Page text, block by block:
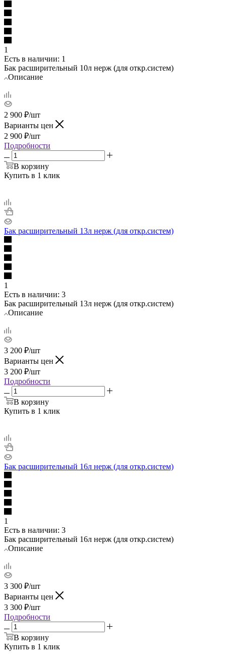
1
Есть в наличии: 1
Бак расширительный 10л нерж (для откр.систем)
Описание
2 900 ₽/шт
Варианты цен
2 900 ₽/шт
Подробности
В корзину
Купить в 1 клик
Бак расширительный 13л нерж (для откр.систем)
1
Есть в наличии: 3
Бак расширительный 13л нерж (для откр.систем)
Описание
3 200 ₽/шт
Варианты цен
3 200 ₽/шт
Подробности
В корзину
Купить в 1 клик
Бак расширительный 16л нерж (для откр.систем)
1
Есть в наличии: 3
Бак расширительный 16л нерж (для откр.систем)
Описание
3 300 ₽/шт
Варианты цен
3 300 ₽/шт
Подробности
В корзину
Купить в 1 клик